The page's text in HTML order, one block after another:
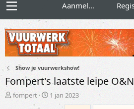
Aanmelden
Show je vuurwerkshow!
Fompert's laatste leipe O&N
T
o
fompert
S1 jan 2023